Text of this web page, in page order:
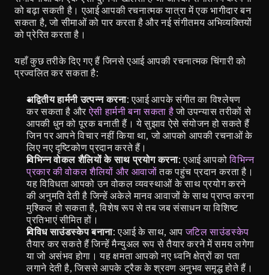
को बढ़ा सकती है। एआई आपकी रचनात्मक यात्रा में एक भागीदार बन
सकता है, जो सीमाओं को पार करता है और नई संगीतमय अभिव्यक्तियों
को प्रेरित करता है।
यहाँ कुछ तरीके दिए गए हैं जिनसे एआई आपकी रचनात्मक चिंगारी को
प्रज्वलित कर सकता है:
अद्वितीय हार्मनी उत्पन्न करना: एआई आपके संगीत का विश्लेषण
कर सकता है और ऐसी हार्मनी बना सकता है जो उपन्यास तरीकों से
आपकी धुन को पूरक बनाती हैं। ये सुझाव ऐसे संयोजन हो सकते हैं
जिन पर आपने विचार नहीं किया था, जो आपको आपकी रचनाओं के
लिए नए दृष्टिकोण प्रदान करते हैं।
विभिन्न वोकल शैलियों के साथ प्रयोग करना: एआई आपको विभिन्न
प्रकार की वोकल शैलियों और आवाजों तक पहुंच प्रदान करता है।
यह विविधता आपको उन वोकल व्यवस्थाओं के साथ प्रयोग करने
की अनुमति देती है जिन्हें अकेले मानव आवाजों के साथ प्राप्त करना
मुश्किल हो सकता है, विशेष रूप से तब जब संसाधन या विशिष्ट
प्रतिभाएं सीमित हों।
विविध साउंडस्केप बनाना: एआई के साथ, आप जटिल साउंडस्केप
तैयार कर सकते हैं जिन्हें मैन्युअल रूप से तैयार करने में समय लगेगा
या जो असंभव होगा। यह क्षमता आपको नए ध्वनि क्षेत्रों का पता
लगाने देती है, जिससे आपके ट्रैक के श्रवण अनुभव समृद्ध होते हैं।